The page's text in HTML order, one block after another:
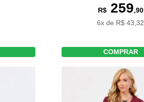
R$259,90
6x de R$ 43,32
COMPRAR